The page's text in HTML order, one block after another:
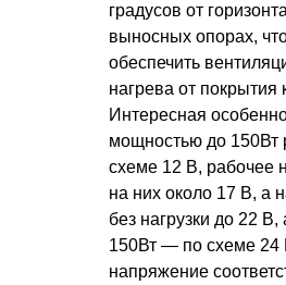
градусов от
выносных опорах,
обеспечить
нагрева от покрытия
Интересная
мощностью до 150Вт
схеме 12 В, рабочее
на них около 17 В, а
без нагрузки до 22
150Вт — по схеме 24
напряжение